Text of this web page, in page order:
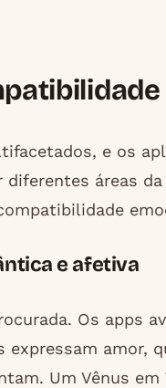
e os
áreas
e afetiva
Os apps
expressam amor,
Um Vênus